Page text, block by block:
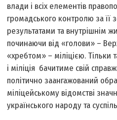
влади і всіх елементів
громадського контролю за її
результатами та внутрішнім
починаючи від «голови» –
«хребтом» – міліцією.
і міліція бачитиме свій
політично заангажований
міліцейському відомстві
українського народу та